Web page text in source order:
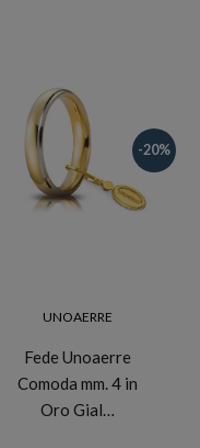
-20%
UNOAERRE
Fede Unoaerre
Comoda mm. 4 in
Oro Gial…